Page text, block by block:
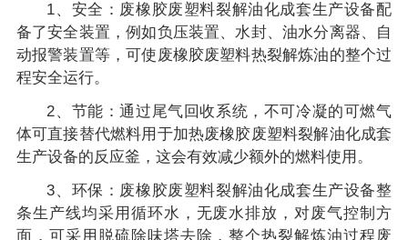
1、安全：废橡胶废塑料裂解油化成套生产设备配
备了安全装置，例如负压装置、水封、油水分离器、自
动报警装置等，可使废橡胶废塑料热裂解炼油的整个过
程安全运行。
2、节能：通过尾气回收系统，不可冷凝的可燃气
体可直接替代燃料用于加热废橡胶废塑料裂解油化成套
生产设备的反应釜，这会有效减少额外的燃料使用。
3、环保：废橡胶废塑料裂解油化成套生产设备整
条生产线均采用循环水，无废水排放，对废气控制方
面，可采用脱硫除味塔去除，整个热裂解炼油过程废